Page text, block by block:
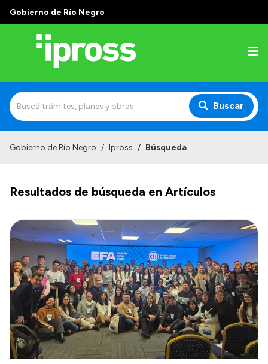
Gobierno de Río Negro
Buscar
¿Qué es IPROSS?
Autoridades
Delegaciones
Consultorios Propios
Presentación CV
Transparencia
Inversión en Salud
Gobierno de Río Negro / Ipross / Búsqueda
Resultados de búsqueda en Artículos